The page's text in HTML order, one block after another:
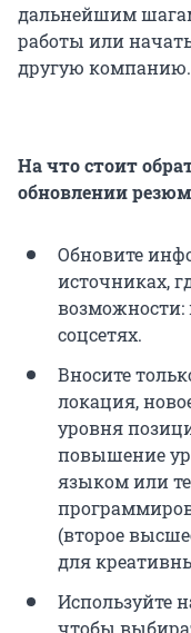
дальнейшим
работы или
другую компанию.
На что стоит
обновлении
Обновите
источниках,
возможности:
соцсетях.
Вносите
локация,
уровня
повышение
языком или
(второе
для
Используйте
чтобы